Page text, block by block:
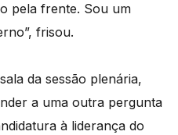
pela frente. Sou um
frisou.
da sessão plenária,
a uma outra pergunta
à liderança do